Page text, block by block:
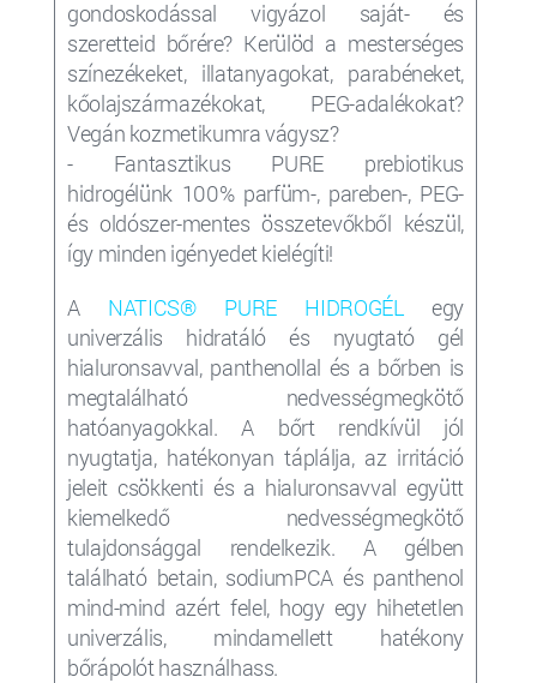
gondoskodással vigyázol saját- és
szeretteid bőrére? Kerülöd a mesterséges
színezékeket, illatanyagokat, parabéneket,
kőolajszármazékokat, PEG-adalékokat?
Vegán kozmetikumra vágysz?
- Fantasztikus PURE prebiotikus
hidrogélünk 100% parfüm-, pareben-, PEG-
és oldószer-mentes összetevőkből készül,
így minden igényedet kielégíti!
A NATICS® PURE HIDROGÉL egy
univerzális hidratáló és nyugtató gél
hialuronsavval, panthenollal és a bőrben is
megtalálható nedvességmegkötő
hatóanyagokkal. A bőrt rendkívül jól
nyugtatja, hatékonyan táplálja, az irritáció
jeleit csökkenti és a hialuronsavval együtt
kiemelkedő nedvességmegkötő
tulajdonsággal rendelkezik. A gélben
található betain, sodiumPCA és panthenol
mind-mind azért felel, hogy egy hihetetlen
univerzális, mindamellett hatékony
bőrápolót használhass.